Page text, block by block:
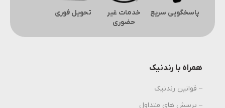
پاسخگویی سریع
خدمات غیر
حضوری
تحویل فوری
همراه با رندنیک
– قوانین رندنیک
– پرسش های متداول